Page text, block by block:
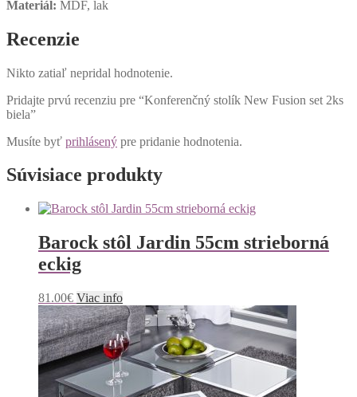
Materiál: MDF, lak
Recenzie
Nikto zatiaľ nepridal hodnotenie.
Pridajte prvú recenziu pre “Konferenčný stolík New Fusion set 2ks
biela”
Musíte byť prihlásený pre pridanie hodnotenia.
Súvisiace produkty
Barock stôl Jardin 55cm strieborná
eckig
81.00€ Viac info